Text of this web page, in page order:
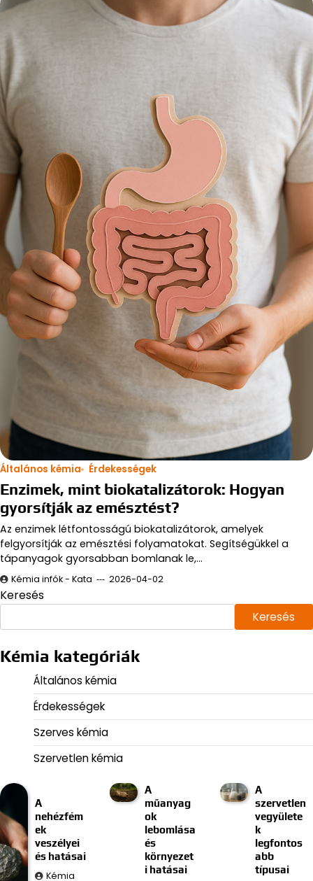
Általános kémia Érdekességek
Enzimek, mint biokatalizátorok: Hogyan
gyorsítják az emésztést?
Az enzimek létfontosságú biokatalizátorok, amelyek
felgyorsítják az emésztési folyamatokat. Segítségükkel a
tápanyagok gyorsabban bomlanak le,…
Kémia infók - Kata 2026-04-02
Keresés
Keresés
Kémia kategóriák
Általános kémia
Érdekességek
Szerves kémia
Szervetlen kémia
A
nehézfém
ek
veszélyei
és hatásai
Kémia
A
műanyag
ok
lebomlása
és
környezet
i hatásai
A
szervetlen
vegyülete
k
legfontos
abb
típusai